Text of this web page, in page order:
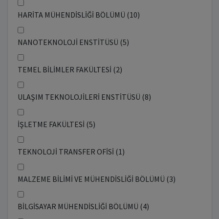
HARİTA MÜHENDİSLİĞİ BÖLÜMÜ (10)
NANOTEKNOLOJİ ENSTİTÜSÜ (5)
TEMEL BİLİMLER FAKÜLTESİ (2)
ULAŞIM TEKNOLOJİLERİ ENSTİTÜSÜ (8)
İŞLETME FAKÜLTESİ (5)
TEKNOLOJİ TRANSFER OFİSİ (1)
MALZEME BİLİMİ VE MÜHENDİSLİĞİ BÖLÜMÜ (3)
BİLGİSAYAR MÜHENDİSLİĞİ BÖLÜMÜ (4)